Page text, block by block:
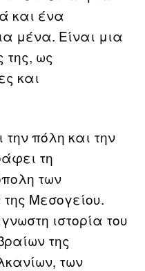
και ένα
μένα. Είναι μια
της, ως
και
πόλη και την
τη
των
Μεσογείου.
ιστορία του
της
των